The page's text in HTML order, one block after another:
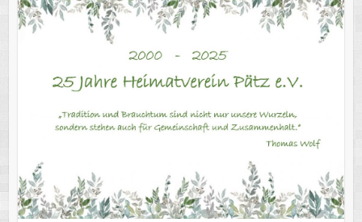
25 Jahre Heimatverein Pätz e.V.